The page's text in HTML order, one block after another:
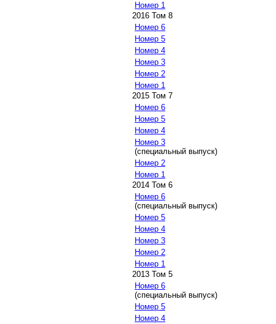
Номер 1
2016 Том 8
Номер 6
Номер 5
Номер 4
Номер 3
Номер 2
Номер 1
2015 Том 7
Номер 6
Номер 5
Номер 4
Номер 3
(специальный выпуск)
Номер 2
Номер 1
2014 Том 6
Номер 6
(специальный выпуск)
Номер 5
Номер 4
Номер 3
Номер 2
Номер 1
2013 Том 5
Номер 6
(специальный выпуск)
Номер 5
Номер 4